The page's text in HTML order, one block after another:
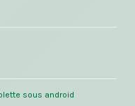
sous android